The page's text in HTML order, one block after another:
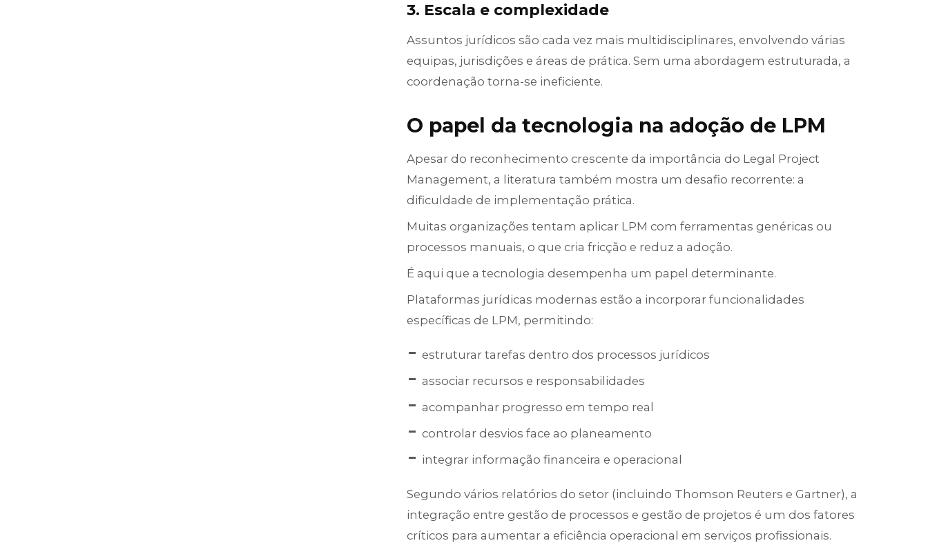
3. Escala e complexidade
Assuntos jurídicos são cada vez mais multidisciplinares, envolvendo várias
equipas, jurisdições e áreas de prática. Sem uma abordagem estruturada, a
coordenação torna-se ineficiente.
O papel da tecnologia na adoção de LPM
Apesar do reconhecimento crescente da importância do Legal Project
Management, a literatura também mostra um desafio recorrente: a
dificuldade de implementação prática.
Muitas organizações tentam aplicar LPM com ferramentas genéricas ou
processos manuais, o que cria fricção e reduz a adoção.
É aqui que a tecnologia desempenha um papel determinante.
Plataformas jurídicas modernas estão a incorporar funcionalidades
específicas de LPM, permitindo:
estruturar tarefas dentro dos processos jurídicos
associar recursos e responsabilidades
acompanhar progresso em tempo real
controlar desvios face ao planeamento
integrar informação financeira e operacional
Segundo vários relatórios do setor (incluindo Thomson Reuters e Gartner), a
integração entre gestão de processos e gestão de projetos é um dos fatores
críticos para aumentar a eficiência operacional em serviços profissionais.